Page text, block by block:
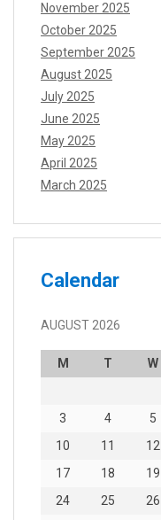
November 2025
October 2025
September 2025
August 2025
July 2025
June 2025
May 2025
April 2025
March 2025
Calendar
AUGUST 2026
M T W
3
4 5
10
11 12
17
18 19
24
25 26